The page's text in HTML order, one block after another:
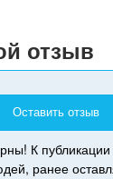
отзыв
Оставить отзыв
К
ранее